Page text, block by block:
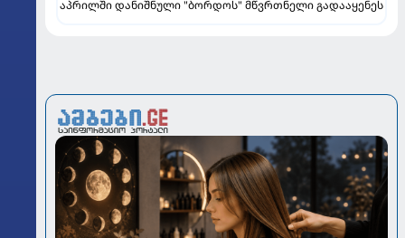
აპრილში დანიშნული "ბორდოს" მწვრთნელი გადააყენეს